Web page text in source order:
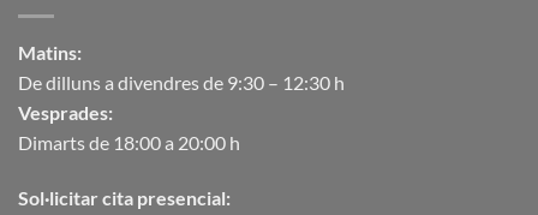
Matins:
De dilluns a divendres de 9:30 – 12:30 h
Vesprades:
Dimarts de 18:00 a 20:00 h
Sol·licitar cita presencial: